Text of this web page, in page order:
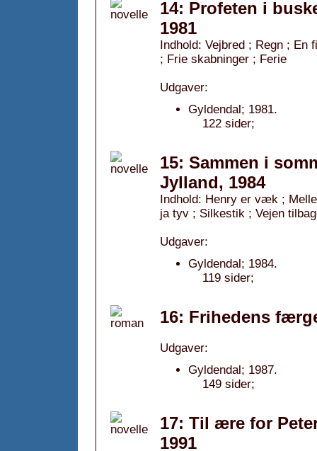
14: Profeten i
1981
Indhold: Vejbred ; Regn ; En
; Frie skabninger ; Ferie
Udgaver:
Gyldendal; 1981.
122 sider;
15: Sammen i
Jylland, 1984
Indhold: Henry er væk ;
ja tyv ; Silkestik ; Vejen
Udgaver:
Gyldendal; 1984.
119 sider;
16: Frihedens
Udgaver:
Gyldendal; 1987.
149 sider;
17: Til ære for
1991